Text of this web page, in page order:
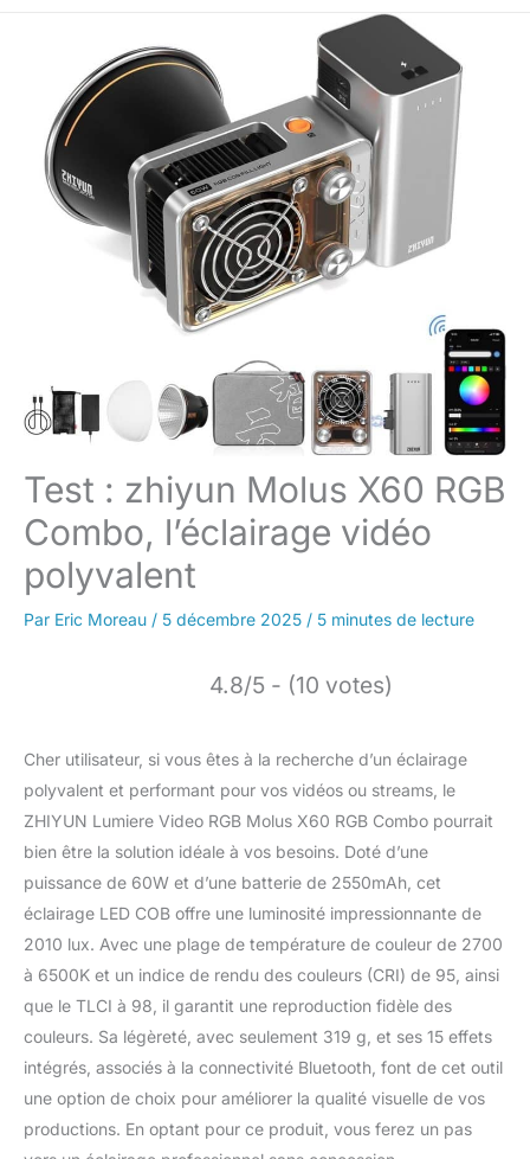
Test : zhiyun Molus X60 RGB
Combo, l’éclairage vidéo
polyvalent
Par Eric Moreau / 5 décembre 2025 / 5 minutes de lecture
4.8/5 - (10 votes)
Cher utilisateur, si vous êtes à la recherche d’un éclairage
polyvalent et performant pour vos vidéos ou streams, le
ZHIYUN Lumiere Video RGB Molus X60 RGB Combo pourrait
bien être la solution idéale à vos besoins. Doté d’une
puissance de 60W et d’une batterie de 2550mAh, cet
éclairage LED COB offre une luminosité impressionnante de
2010 lux. Avec une plage de température de couleur de 2700
à 6500K et un indice de rendu des couleurs (CRI) de 95, ainsi
que le TLCI à 98, il garantit une reproduction fidèle des
couleurs. Sa légèreté, avec seulement 319 g, et ses 15 effets
intégrés, associés à la connectivité Bluetooth, font de cet outil
une option de choix pour améliorer la qualité visuelle de vos
productions. En optant pour ce produit, vous ferez un pas